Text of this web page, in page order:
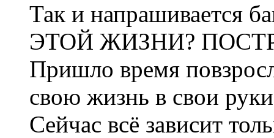
Так и напрашивается
ЭТОЙ ЖИЗНИ?
Пришло время
свою жизнь в свои
Сейчас всё зависит